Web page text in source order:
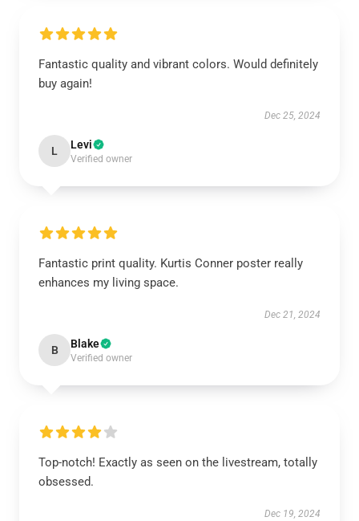
Fantastic quality and vibrant colors. Would definitely
buy again!
Dec 25, 2024
L Levi
Verified owner
Fantastic print quality. Kurtis Conner poster really
enhances my living space.
Dec 21, 2024
B Blake
Verified owner
Top-notch! Exactly as seen on the livestream, totally
obsessed.
Dec 19, 2024